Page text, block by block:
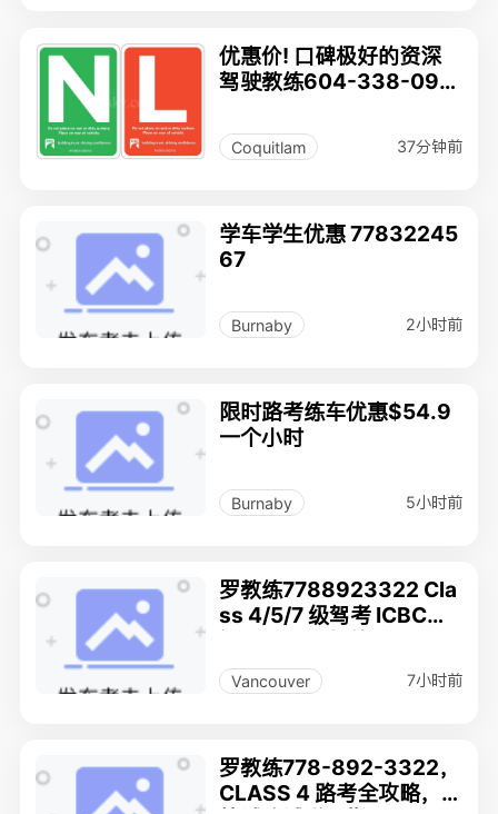
优惠价! 口碑极好的资深
驾驶教练604-338-092
Coquitlam 37分钟前
学车学生优惠 77832245
67
Burnaby 2小时前
限时路考练车优惠$54.9
一个小时
Burnaby 5小时前
罗教练7788923322 Cla
ss 4/5/7 级驾考 ICBC认
Vancouver 7小时前
罗教练778-892-3322，
CLASS 4 路考全攻略，